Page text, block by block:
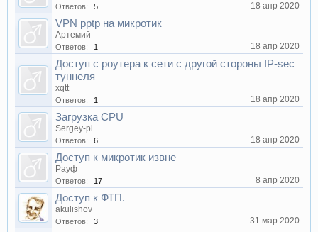
Ответов: 5 18 апр 2020
VPN pptp на микротик
Артемий
Ответов: 1 18 апр 2020
Доступ с роутера к сети с другой стороны IP-sec
туннеля
xqtt
Ответов: 1 18 апр 2020
Загрузка CPU
Sergey-pl
Ответов: 6 18 апр 2020
Доступ к микротик извне
Рауф
Ответов: 17 8 апр 2020
Доступ к ФТП.
akulishov
Ответов: 3 31 мар 2020